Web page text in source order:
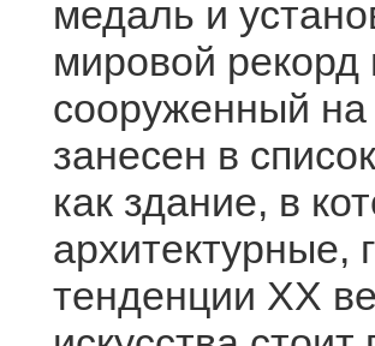
медаль и
мировой
сооруженный
занесен в
как здание, в
архитектурные,
тенденции XX